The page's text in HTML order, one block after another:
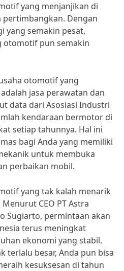
yang menjanjikan di
pertimbangkan. Dengan
yang semakin pesat,
otomotif pun semakin
otomotif yang
jasa perawatan dan
data dari Asosiasi Industri
kendaraan bermotor di
setiap tahunnya. Hal ini
bagi Anda yang memiliki
untuk membuka
perbaikan mobil.
yang tak kalah menarik
CEO PT Astra
Sugiarto, permintaan akan
terus meningkat
ekonomi yang stabil.
terlalu besar, Anda pun bisa
kesuksesan di tahun